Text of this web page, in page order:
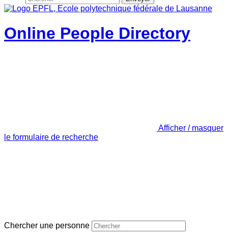
Online People Directory
Afficher / masquer
le formulaire de recherche
Chercher une personne